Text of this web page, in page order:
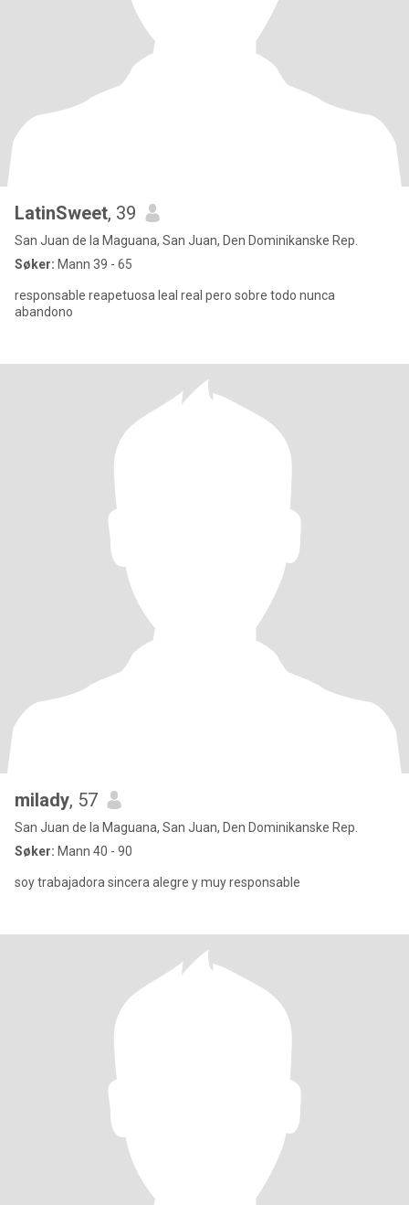
LatinSweet, 39
San Juan de la Maguana, San Juan, Den Dominikanske Rep.
Søker: Mann 39 - 65
responsable reapetuosa leal real pero sobre todo nunca
abandono
milady, 57
San Juan de la Maguana, San Juan, Den Dominikanske Rep.
Søker: Mann 40 - 90
soy trabajadora sincera alegre y muy responsable